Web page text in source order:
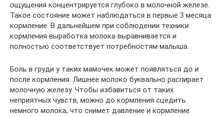
ощущения концентрируется глубоко в молочной железе.
Такое состояние может наблюдаться в первые 3 месяца
кормление. В дальнейшем при соблюдении техники
кормления выработка молока выравнивается и
полностью соответствует потребностям малыша.
Боль в груди у таких мамочек может появляться до и
после кормления. Лишнее молоко буквально распирает
молочную железу. Чтобы избавиться от таких
неприятных чувств, можно до кормления сцедить
немного молока, что снимет давление и кормление